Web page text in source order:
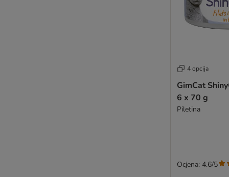
4 opcija
GimCat
6 x 70 g
Piletina
Ocjena: 4.6/5